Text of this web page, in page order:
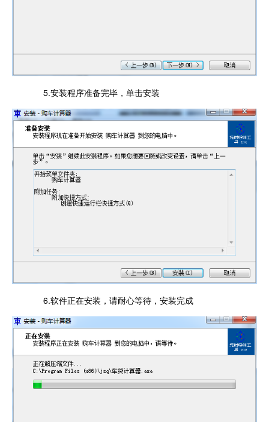
5.安装程序准备完毕，单击安装
6.软件正在安装，请耐心等待，安装完成